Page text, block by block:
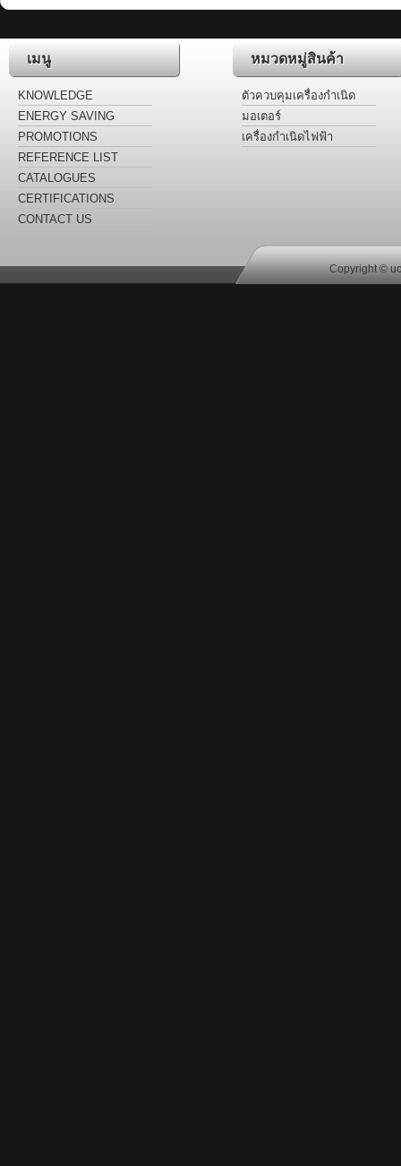
เมนู
KNOWLEDGE
ENERGY SAVING
LABEL
PROMOTIONS
REFERENCE LIST
CATALOGUES
CERTIFICATIONS
CONTACT US
หมวดหมู่สินค้า
ตัวควบคุมเครื่องกำเนิด
ไฟฟ้า
มอเตอร์
เครื่องกำเนิดไฟฟ้า
Copyright ©